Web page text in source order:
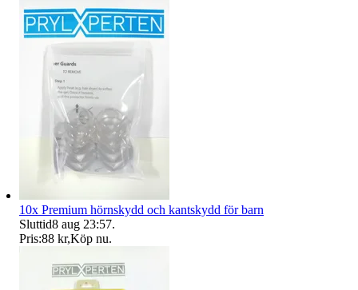
10x Premium hörnskydd och kantskydd för barn
Sluttid8 aug 23:57.
Pris:88 kr,Köp nu.